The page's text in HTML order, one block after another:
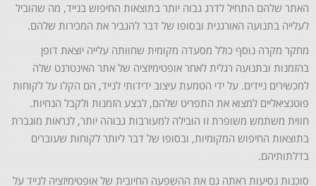
האתר שלהם התחיל לדרג גבוה יותר בתוצאות החיפוש בנייד, מה שהוביל
לעלייה בתנועה האורגנית ובסופו של דבר להגביר את המכירות שלהם.
מחקר מקרה נוסף כולל מסעדה מקומית שחוותה עלייה יוצאת דופן
בהזמנות ובתנועה רגלית לאחר אופטימיזציה של אתר האינטרנט שלה
למכשירים ניידים. על ידי הטמעת עיצוב ידידותי לנייד, הם הקלו על לקוחות
פוטנציאליים למצוא את התפריט שלהם, לבצע הזמנות ולקבל הנחיות.
חווית משתמש משופרת זו הובילה למעורבות גבוהה יותר, לנראות מוגברת
בתוצאות החיפוש המקומיות, ובסופו של דבר ליותר לקוחות שעוברים
בדלתותיהם.
סוכנות נסיעות ראתה גם את ההשפעה החיובית של אופטימיזציה לנייד על